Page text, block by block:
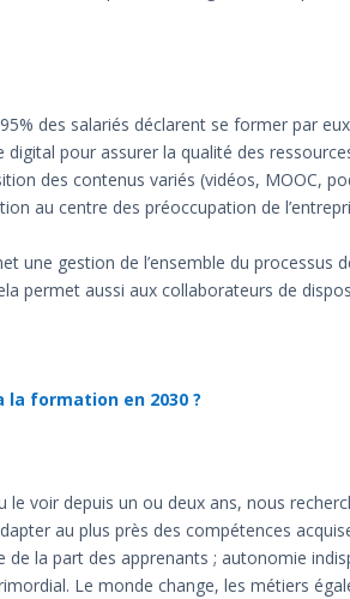
des salariés déclarent se former par
digital pour assurer la qualité des
des contenus variés (vidéos, MOOC,
au centre des préoccupation de
une gestion de l’ensemble du
permet aussi aux collaborateurs de
la formation en 2030 ?
le voir depuis un ou deux ans, nous
au plus près des compétences
de la part des apprenants ; autonomie
Le monde change, les métiers